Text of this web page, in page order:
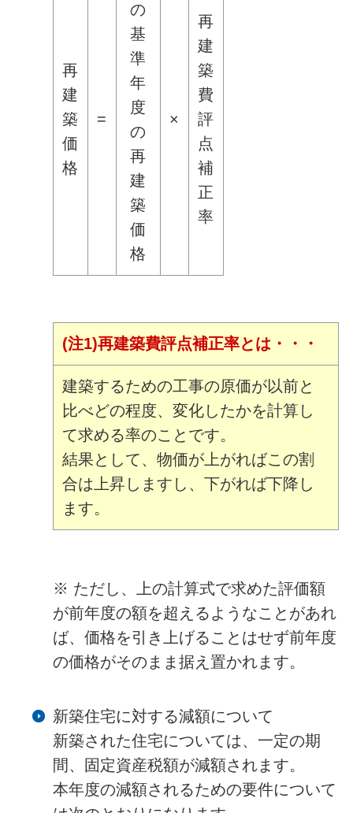
再
建
築
価
格
=
の
基
準
年
度
の
再
建
築
価
格
×
再
建
築
費
評
点
補
正
率
(注1)再建築費評点補正率とは・・・
建築するための工事の原価が以前と
比べどの程度、変化したかを計算し
て求める率のことです。
結果として、物価が上がればこの割
合は上昇しますし、下がれば下降し
ます。
※ ただし、上の計算式で求めた評価額
が前年度の額を超えるようなことがあれ
ば、価格を引き上げることはせず前年度
の価格がそのまま据え置かれます。
新築住宅に対する減額について
新築された住宅については、一定の期
間、固定資産税額が減額されます。
本年度の減額されるための要件について